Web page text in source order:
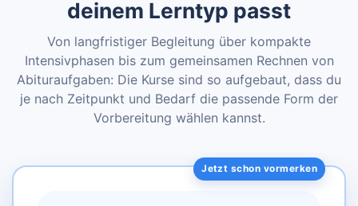
deinem Lerntyp passt
Von langfristiger Begleitung über kompakte
Intensivphasen bis zum gemeinsamen Rechnen von
Abituraufgaben: Die Kurse sind so aufgebaut, dass du
je nach Zeitpunkt und Bedarf die passende Form der
Vorbereitung wählen kannst.